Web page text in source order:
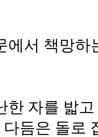
에서 책망
한 자를 밟
듬은 돌로